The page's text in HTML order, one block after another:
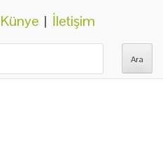
Künye | İletişim